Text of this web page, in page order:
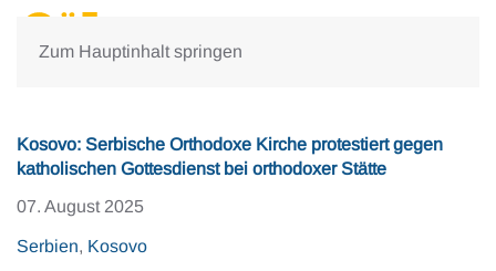
Zum Hauptinhalt springen
Kosovo: Serbische Orthodoxe Kirche protestiert gegen
katholischen Gottesdienst bei orthodoxer Stätte
07. August 2025
Serbien, Kosovo